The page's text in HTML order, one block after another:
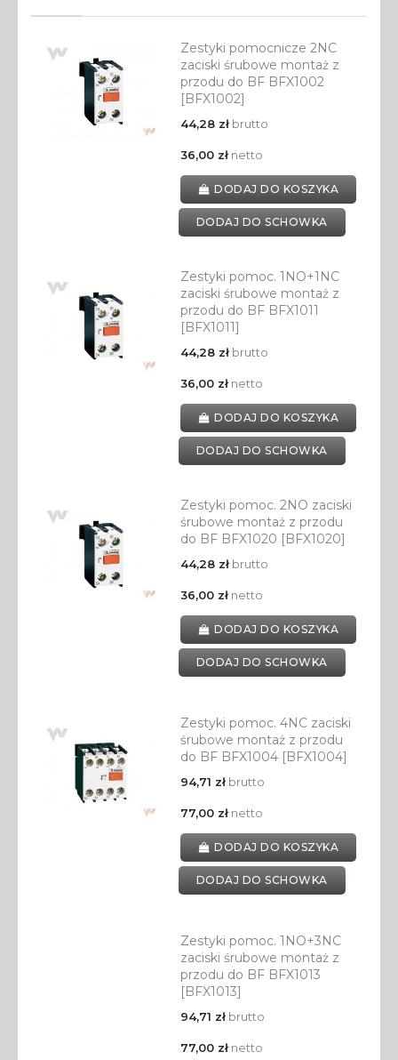
Zestyki pomocnicze 2NC
zaciski śrubowe montaż z
przodu do BF BFX1002
[BFX1002]
44,28 złbrutto
36,00 złnetto
DODAJ DO KOSZYKA
DODAJ DO SCHOWKA
Zestyki pomoc. 1NO+1NC
zaciski śrubowe montaż z
przodu do BF BFX1011
[BFX1011]
44,28 złbrutto
36,00 złnetto
DODAJ DO KOSZYKA
DODAJ DO SCHOWKA
Zestyki pomoc. 2NO zaciski
śrubowe montaż z przodu
do BF BFX1020 [BFX1020]
44,28 złbrutto
36,00 złnetto
DODAJ DO KOSZYKA
DODAJ DO SCHOWKA
Zestyki pomoc. 4NC zaciski
śrubowe montaż z przodu
do BF BFX1004 [BFX1004]
94,71 złbrutto
77,00 złnetto
DODAJ DO KOSZYKA
DODAJ DO SCHOWKA
Zestyki pomoc. 1NO+3NC
zaciski śrubowe montaż z
przodu do BF BFX1013
[BFX1013]
94,71 złbrutto
77,00 złnetto